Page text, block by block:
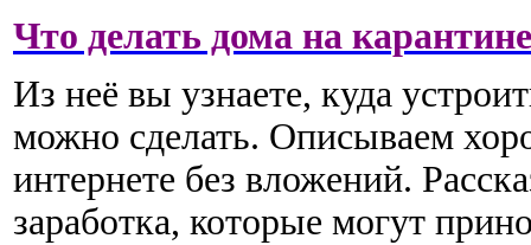
Что делать дома на
Из неё вы узнаете, куда
можно сделать. Описываем
интернете без вложений.
заработка, которые могут